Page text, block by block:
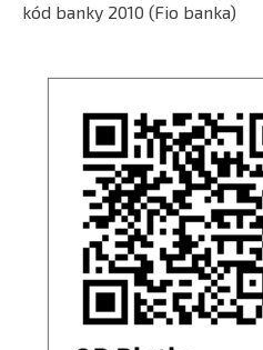
kód banky 2010 (Fio banka)